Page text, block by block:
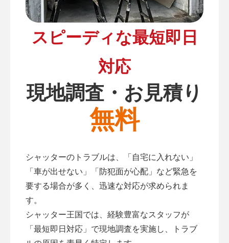
スピーディな最短即日
対応
現地調査・お見積り
無料
シャッターのトラブルは、「自宅に入れない」
「車が出せない」「防犯面が心配」など緊急を
要する場合が多く、迅速な対応が求められま
す。
シャッター王国では、経験豊富なスタッフが
「最短即日対応」で現地調査を実施し、トラブ